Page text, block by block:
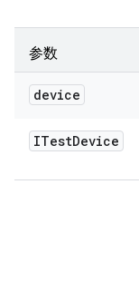
参数
device
ITestDevice